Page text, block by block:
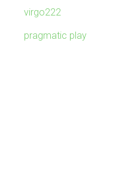
virgo222
pragmatic play